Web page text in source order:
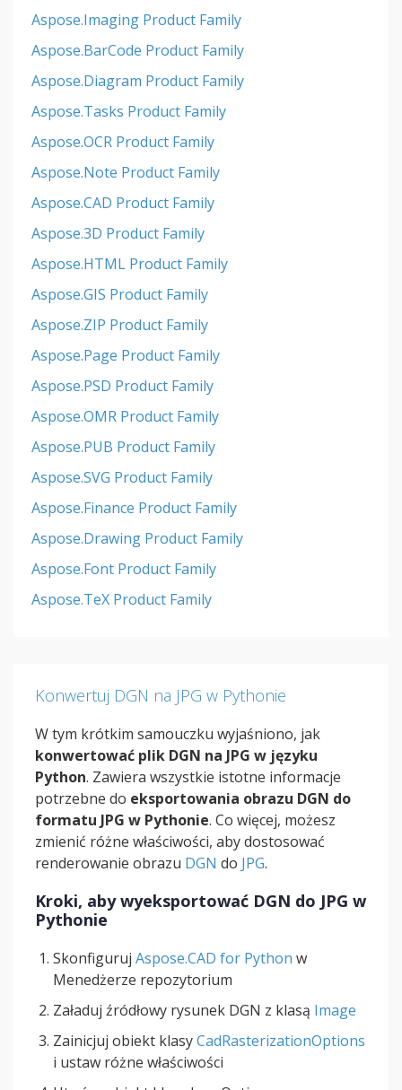
Aspose.Imaging Product Family
Aspose.BarCode Product Family
Aspose.Diagram Product Family
Aspose.Tasks Product Family
Aspose.OCR Product Family
Aspose.Note Product Family
Aspose.CAD Product Family
Aspose.3D Product Family
Aspose.HTML Product Family
Aspose.GIS Product Family
Aspose.ZIP Product Family
Aspose.Page Product Family
Aspose.PSD Product Family
Aspose.OMR Product Family
Aspose.PUB Product Family
Aspose.SVG Product Family
Aspose.Finance Product Family
Aspose.Drawing Product Family
Aspose.Font Product Family
Aspose.TeX Product Family
Konwertuj DGN na JPG w Pythonie
W tym krótkim samouczku wyjaśniono, jak
konwertować plik DGN na JPG w języku
Python. Zawiera wszystkie istotne informacje
potrzebne do eksportowania obrazu DGN do
formatu JPG w Pythonie. Co więcej, możesz
zmienić różne właściwości, aby dostosować
renderowanie obrazu DGN do JPG.
Kroki, aby wyeksportować DGN do JPG w
Pythonie
Skonfiguruj Aspose.CAD for Python w
Menedżerze repozytorium
Załaduj źródłowy rysunek DGN z klasą Image
Zainicjuj obiekt klasyCadRasterizationOptions
i ustaw różne właściwości